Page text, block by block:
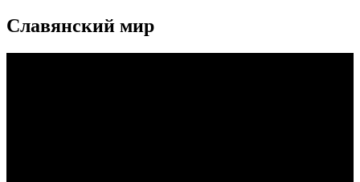
Славянский мир